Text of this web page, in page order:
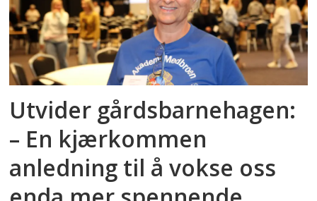
Utvider gårdsbarnehagen:
– En kjærkommen
anledning til å vokse oss